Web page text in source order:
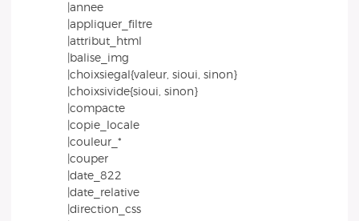
|annee
|appliquer_filtre
|attribut_html
|balise_img
|choixsiegal{valeur, sioui, sinon}
|choixsivide{sioui, sinon}
|compacte
|copie_locale
|couleur_*
|couper
|date_822
|date_relative
|direction_css